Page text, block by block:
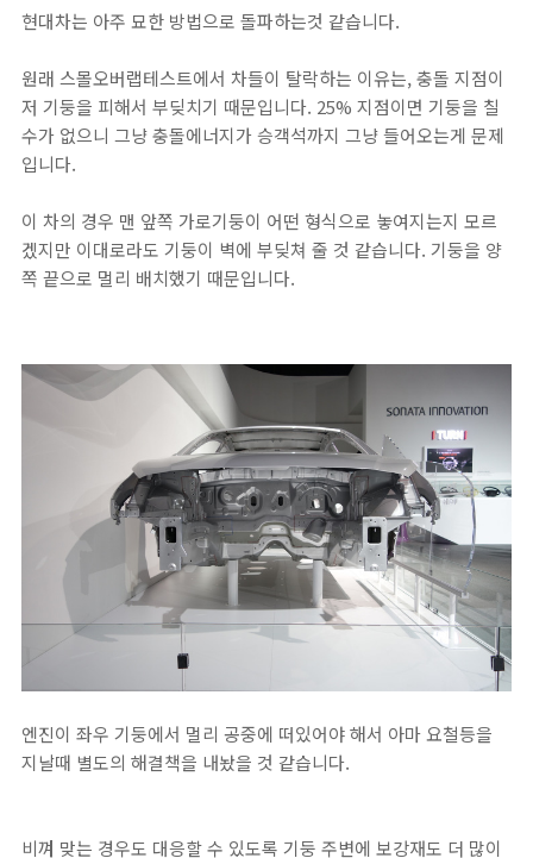
현대차는 아주 묘한 방법으로 돌파하는것 같습니다.
원래 스몰오버랩테스트에서 차들이 탈락하는 이유는, 충돌 지점이
저 기둥을 피해서 부딪치기 때문입니다. 25% 지점이면 기둥을 칠
수가 없으니 그냥 충돌에너지가 승객석까지 그냥 들어오는게 문제
입니다.
이 차의 경우 맨 앞쪽 가로기둥이 어떤 형식으로 놓여지는지 모르
겠지만 이대로라도 기둥이 벽에 부딪쳐 줄 것 같습니다. 기둥을 양
쪽 끝으로 멀리 배치했기 때문입니다.
엔진이 좌우 기둥에서 멀리 공중에 떠있어야 해서 아마 요철등을
지날때 별도의 해결책을 내놨을 것 같습니다.
비껴 맞는 경우도 대응할 수 있도록 기둥 주변에 보강재도 더 많이